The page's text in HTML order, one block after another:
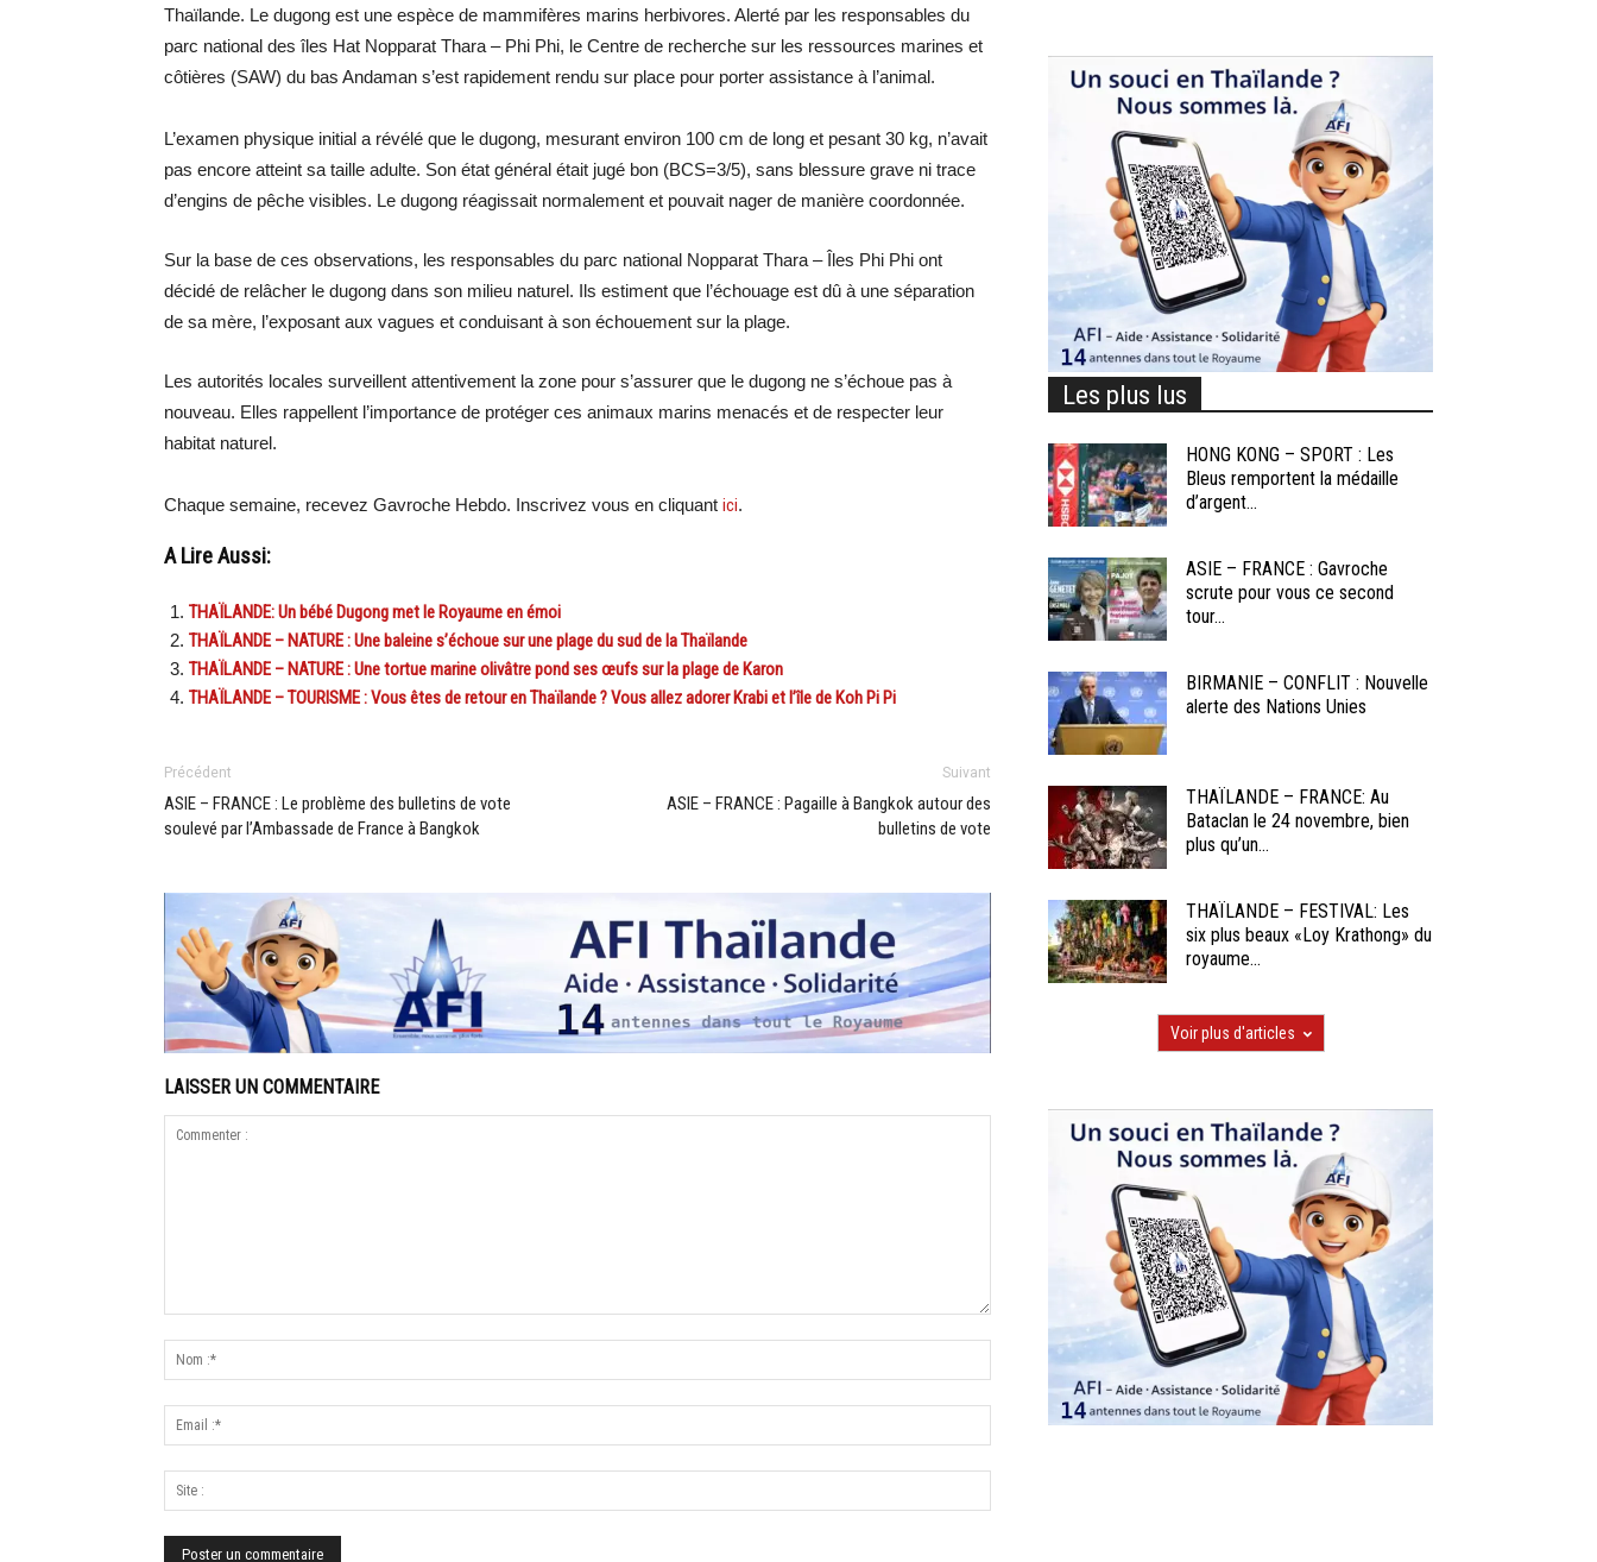
Thaïlande. Le dugong est une espèce de mammifères marins herbivores. Alerté par les responsables du
parc national des îles Hat Nopparat Thara – Phi Phi, le Centre de recherche sur les ressources marines et
côtières (SAW) du bas Andaman s’est rapidement rendu sur place pour porter assistance à l’animal.
L’examen physique initial a révélé que le dugong, mesurant environ 100 cm de long et pesant 30 kg, n’avait
pas encore atteint sa taille adulte. Son état général était jugé bon (BCS=3/5), sans blessure grave ni trace
d’engins de pêche visibles. Le dugong réagissait normalement et pouvait nager de manière coordonnée.
Sur la base de ces observations, les responsables du parc national Nopparat Thara – Îles Phi Phi ont
décidé de relâcher le dugong dans son milieu naturel. Ils estiment que l’échouage est dû à une séparation
de sa mère, l’exposant aux vagues et conduisant à son échouement sur la plage.
Les autorités locales surveillent attentivement la zone pour s’assurer que le dugong ne s’échoue pas à
nouveau. Elles rappellent l’importance de protéger ces animaux marins menacés et de respecter leur
habitat naturel.
Chaque semaine, recevez Gavroche Hebdo. Inscrivez vous en cliquant ici.
A Lire Aussi:
THAÏLANDE: Un bébé Dugong met le Royaume en émoi
THAÏLANDE – NATURE : Une baleine s’échoue sur une plage du sud de la Thaïlande
THAÏLANDE – NATURE : Une tortue marine olivâtre pond ses œufs sur la plage de Karon
THAÏLANDE – TOURISME : Vous êtes de retour en Thaïlande ? Vous allez adorer Krabi et l’île de Koh Pi Pi
Précédent
ASIE – FRANCE : Le problème des bulletins de vote
soulevé par l’Ambassade de France à Bangkok
Suivant
ASIE – FRANCE : Pagaille à Bangkok autour des
bulletins de vote
LAISSER UN COMMENTAIRE
Les plus lus
HONG KONG – SPORT : Les
Bleus remportent la médaille
d’argent...
ASIE – FRANCE : Gavroche
scrute pour vous ce second
tour...
BIRMANIE – CONFLIT : Nouvelle
alerte des Nations Unies
THAÏLANDE – FRANCE: Au
Bataclan le 24 novembre, bien
plus qu’un...
THAÏLANDE – FESTIVAL: Les
six plus beaux «Loy Krathong» du
royaume...
Voir plus d'articles